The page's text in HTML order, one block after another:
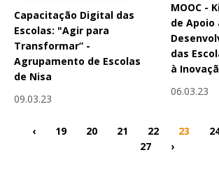
Capacitação Digital das
Escolas: "Agir para
Transformar” -
Agrupamento de Escolas
de Nisa
09.03.23
MOOC -
de Apoio
das
à
06.03.23
‹ 19 20 21 22 23
27
›